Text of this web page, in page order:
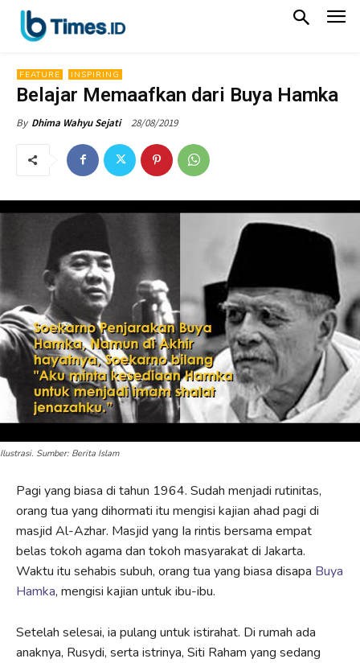
FEATURE INSPIRING
Belajar Memaafkan dari Buya Hamka
By Dhima Wahyu Sejati 28/08/2019
Ilustrasi. Sumber: Berita Islam
Pagi yang biasa di tahun 1964. Sudah menjadi rutinitas,
orang tua yang dihormati itu mengisi kajian ahad pagi di
masjid Al-Azhar. Masjid yang Ia rintis bersama empat
belas tokoh agama dan tokoh masyarakat di Jakarta.
Waktu itu sehabis subuh, orang tua yang biasa disapa Buya
Hamka, mengisi kajian untuk ibu-ibu.
Setelah selesai, ia pulang untuk istirahat. Di rumah ada
anaknya, Rusydi, serta istrinya, Siti Raham yang sedang